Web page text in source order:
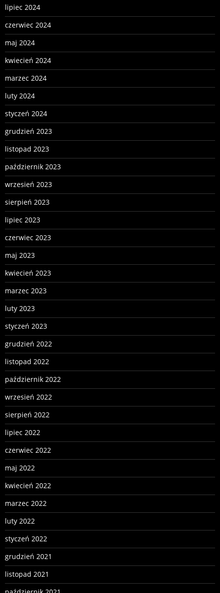
lipiec 2024
czerwiec 2024
maj 2024
kwiecień 2024
marzec 2024
luty 2024
styczeń 2024
grudzień 2023
listopad 2023
październik 2023
wrzesień 2023
sierpień 2023
lipiec 2023
czerwiec 2023
maj 2023
kwiecień 2023
marzec 2023
luty 2023
styczeń 2023
grudzień 2022
listopad 2022
październik 2022
wrzesień 2022
sierpień 2022
lipiec 2022
czerwiec 2022
maj 2022
kwiecień 2022
marzec 2022
luty 2022
styczeń 2022
grudzień 2021
listopad 2021